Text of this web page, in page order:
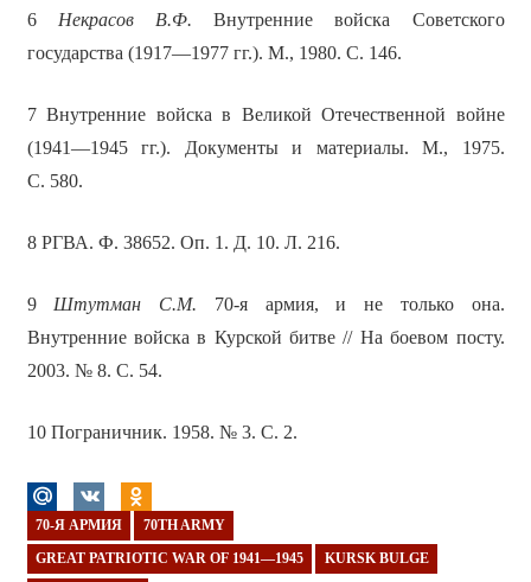
6 Некрасов В.Ф. Внутренние войска Советского
государства (1917—1977 гг.). М., 1980. С. 146.
7 Внутренние войска в Великой Отечественной войне
(1941—1945 гг.). Документы и материалы. М., 1975.
С. 580.
8 РГВА. Ф. 38652. Оп. 1. Д. 10. Л. 216.
9 Штутман С.М. 70-я армия, и не только она.
Внутренние войска в Курской битве // На боевом посту.
2003. № 8. С. 54.
10 Пограничник. 1958. № 3. С. 2.
70-Я АРМИЯ 70TH ARMY
GREAT PATRIOTIC WAR OF 1941—1945 KURSK BULGE